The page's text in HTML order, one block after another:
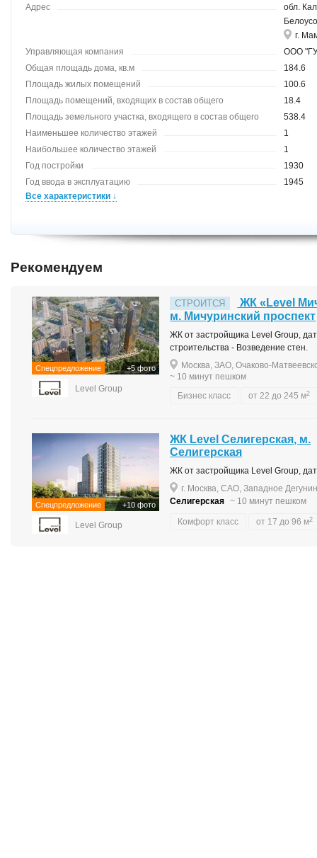
Адрес
обл.
г.
Управляющая компания
ООО
Общая площадь дома, кв.м
184.6
Площадь жилых помещений
100.6
Площадь помещений, входящих в состав общего
имущества
18.4
Площадь земельного участка, входящего в состав общего
имущества
538.4
Наименьшее количество этажей
1
Наибольшее количество этажей
1
Год постройки
1930
Год ввода в эксплуатацию
1945
Все характеристики ↓
Рекомендуем
Спецпредложение +5 фото
Level Group
СТРОИТСЯ
ЖК «Level
м. Мичуринский проспект
ЖК от застройщика Level Group,
строительства - Возведение стен.
Москва, ЗАО, Очаково-
~ 10 минут пешком
Бизнес класс
от 22 до 245 м2
Спецпредложение +10 фото
Level Group
ЖК Level Селигерская, м.
Селигерская
ЖК от застройщика Level Group,
г. Москва, САО, Западное
Селигерская ~ 10 минут пешком
Комфорт класс от 17 до 96 м2